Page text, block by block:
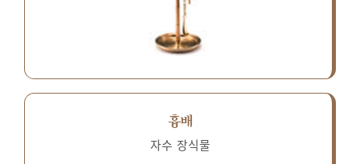
흉배
자수 장식물